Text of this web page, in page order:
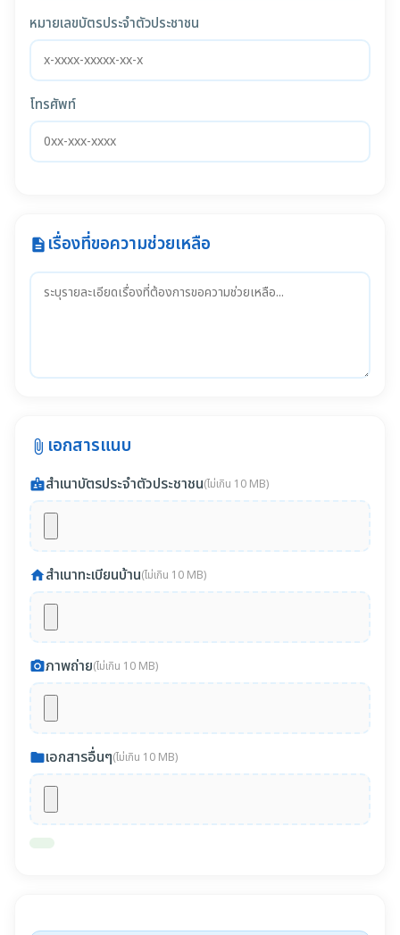
หมายเลขบัตรประจำตัวประชาชน
โทรศัพท์
description เรื่องที่ขอความช่วยเหลือ
attach_file เอกสารแนบ
badgeสำเนาบัตรประจำตัวประชาชน(ไม่เกิน 10 MB)
homeสำเนาทะเบียนบ้าน(ไม่เกิน 10 MB)
photo_cameraภาพถ่าย(ไม่เกิน 10 MB)
folderเอกสารอื่นๆ(ไม่เกิน 10 MB)